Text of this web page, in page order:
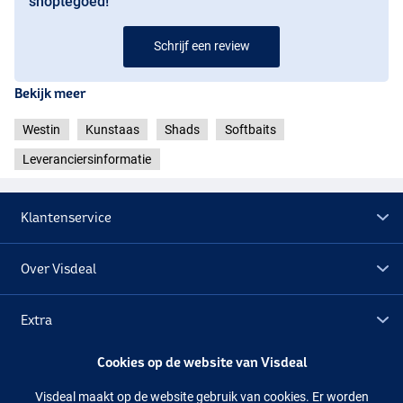
Pink Headlight
Schrijf een review
Bekijk meer
Westin Kunstaas Shads Softbaits
Leveranciersinformatie
Klantenservice
Over Visdeal
Extra
Cookies op de website van Visdeal
Visdeal maakt op de website gebruik van cookies. Er worden